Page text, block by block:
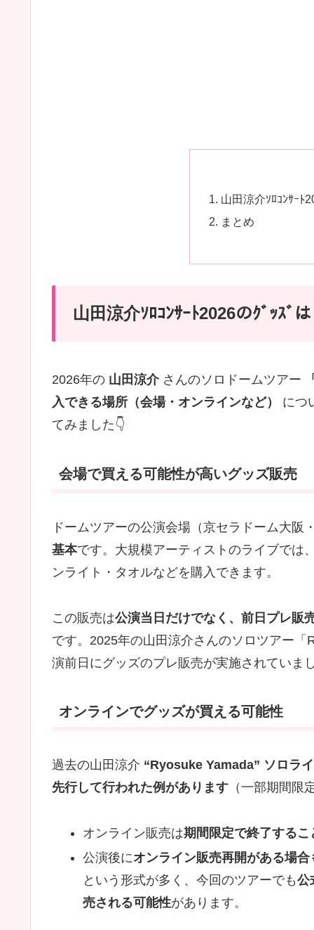
山田涼介ｿﾛｺﾝｻｰﾄ
まとめ
山田涼介ｿﾛｺﾝｻｰﾄ2026のｸﾞｯｽﾞ
2026年の 山田涼介さんのソロドームツアー
入できる場所（会場・オンラインなど）
につ
てみました👇
会場で買える可能性が高いグッズ販売
ドームツアーの公演会場（京セラドーム大阪
基本です。大規模アーティストのライブでは
ンライト・タオルなどを購入できます。
この販売は公演当日だけでなく、前日プレ販
です。2025年の山田涼介さんのソロツアー
演前日にグッズのプレ販売が実施されていま
オンラインでグッズが買える可能性
過去の山田涼介 “Ryosuke Yamada” ソロラ
先行して行われた例があります （一部期間限
オンライン販売は期間限定で終了するこ
公演後にオンライン販売再開がある場合
という形式が多く、今回のツアーでも公
売される可能性があります。